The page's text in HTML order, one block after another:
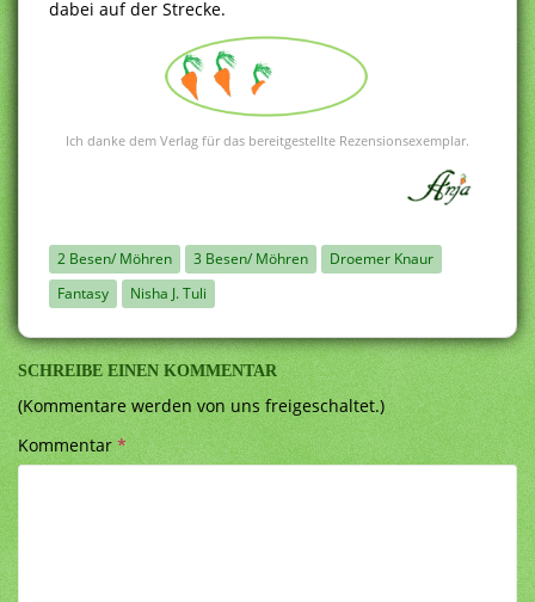
dabei auf der Strecke.
Ich danke dem Verlag für das bereitgestellte Rezensionsexemplar.
2 Besen/ Möhren 3 Besen/ Möhren
Droemer Knaur
Fantasy
Nisha J. Tuli
SCHREIBE EINEN KOMMENTAR
(Kommentare werden von uns freigeschaltet.)
Kommentar*